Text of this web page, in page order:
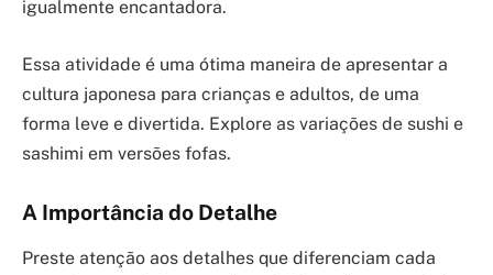
igualmente encantadora.
Essa atividade é uma ótima maneira de apresentar a
cultura japonesa para crianças e adultos, de uma
forma leve e divertida. Explore as variações de sushi e
sashimi em versões fofas.
A Importância do Detalhe
Preste atenção aos detalhes que diferenciam cada